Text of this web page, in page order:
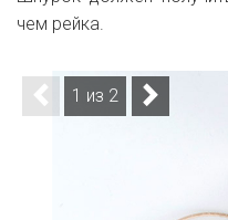
чем рейка.
1 из 2